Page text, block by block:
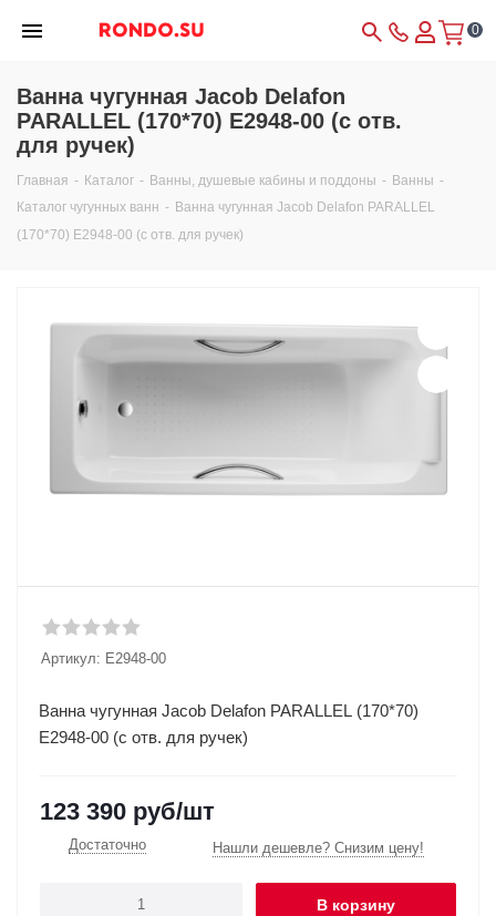
0
Ванна чугунная Jacob Delafon
PARALLEL (170*70) E2948-00 (с отв.
для ручек)
Главная - Каталог - Ванны, душевые кабины и поддоны - Ванны -
Каталог чугунных ванн - Ванна чугунная Jacob Delafon PARALLEL
(170*70) E2948-00 (с отв. для ручек)
Артикул: E2948-00
Ванна чугунная Jacob Delafon PARALLEL (170*70)
E2948-00 (с отв. для ручек)
123 390 руб/шт
Достаточно Нашли дешевле? Снизим цену!
В корзину